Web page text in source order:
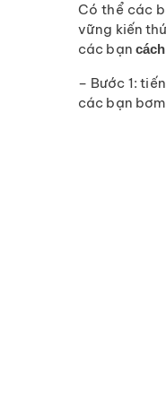
Có thể các
vững kiến
các bạn
– Bước 1:
các bạn